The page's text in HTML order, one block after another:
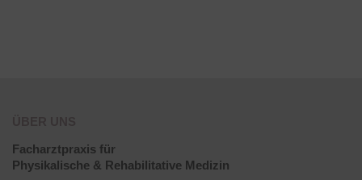
Facharztpraxis für
Physikalische & Rehabilitative Medizin